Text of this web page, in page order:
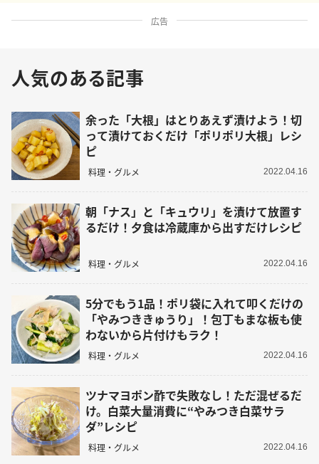
広告
人気のある記事
余った「大根」はとりあえず漬けよう！切
って漬けておくだけ「ポリポリ大根」レシ
ピ
料理・グルメ 2022.04.16
朝「ナス」と「キュウリ」を漬けて放置す
るだけ！夕食は冷蔵庫から出すだけレシピ
料理・グルメ 2022.04.16
5分でもう1品！ポリ袋に入れて叩くだけの
「やみつききゅうり」！包丁もまな板も使
わないから片付けもラク！
料理・グルメ 2022.04.16
ツナマヨポン酢で失敗なし！ただ混ぜるだ
け。白菜大量消費に“やみつき白菜サラ
ダ”レシピ
料理・グルメ 2022.04.16